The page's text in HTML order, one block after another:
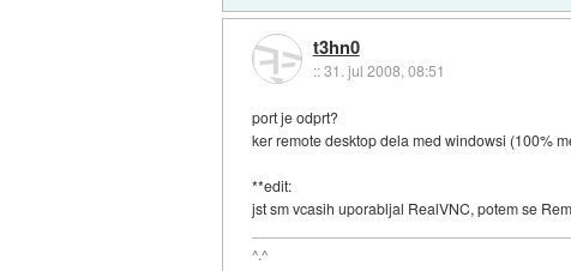
t3hn0
::31. jul 2008, 08:51
port je odprt?
ker remote desktop dela med windowsi (100%
**edit:
jst sm vcasih uporabljal RealVNC, potem se
^.^